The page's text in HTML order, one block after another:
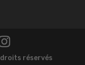
droits réservés